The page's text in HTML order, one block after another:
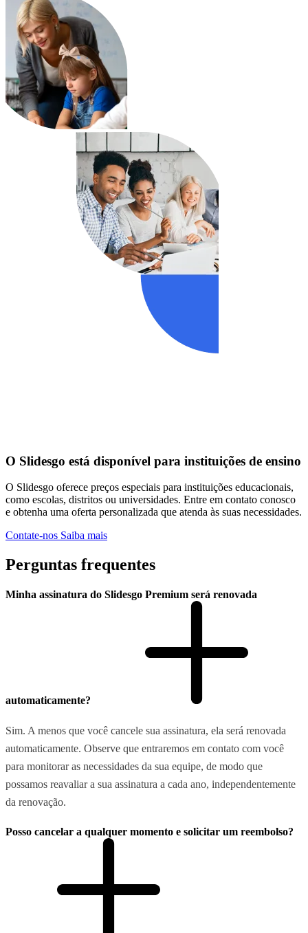
O Slidesgo está disponível para instituições de ensino
O Slidesgo oferece preços especiais para instituições educacionais,
como escolas, distritos ou universidades. Entre em contato conosco
e obtenha uma oferta personalizada que atenda às suas necessidades.
Contate-nos Saiba mais
Perguntas frequentes
Minha assinatura do Slidesgo Premium será renovada
automaticamente?
Sim. A menos que você cancele sua assinatura, ela será renovada
automaticamente. Observe que entraremos em contato com você
para monitorar as necessidades da sua equipe, de modo que
possamos reavaliar a sua assinatura a cada ano, independentemente
da renovação.
Posso cancelar a qualquer momento e solicitar um reembolso?